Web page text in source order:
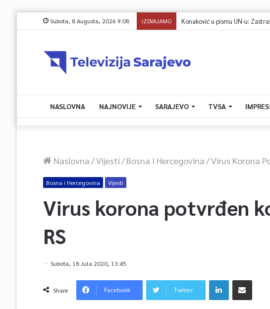
Subota, 8 Augusta, 2026 9:08 IZDVAJAMO Konaković u pismu UN-u:
NASLOVNA NAJNOVIJE SARAJEVO TVSA
Naslovna/Vijesti/Bosna I Hercegovina/Virus Korona
Bosna i Hercegovina Vijesti
Virus korona potvrđen
RS
Subota, 18 Jula 2020, 13:45
Share Facebook Twitter